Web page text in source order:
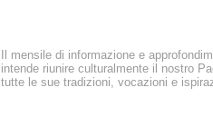
Il mensile di informazione e
intende riunire culturalmente il nostro
tutte le sue tradizioni, vocazioni e